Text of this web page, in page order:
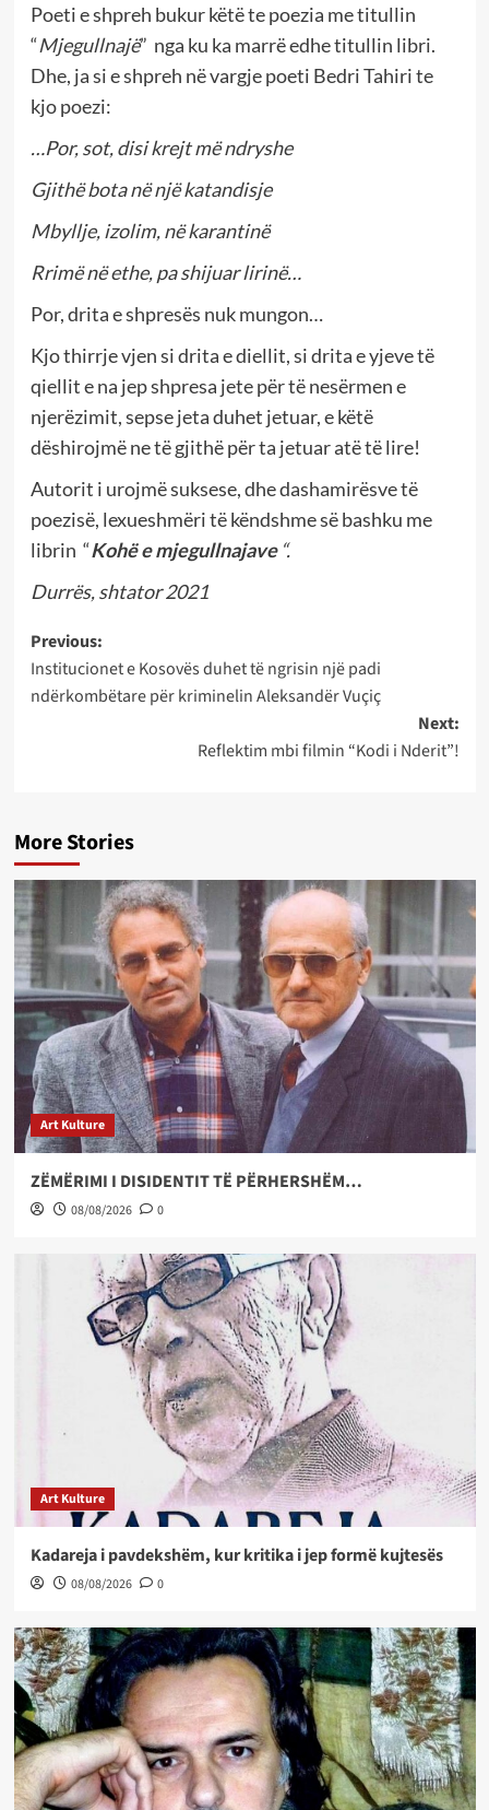
Poeti e shpreh bukur këtë te poezia me titullin
“Mjegullnajë” nga ku ka marrë edhe titullin libri.
Dhe, ja si e shpreh në vargje poeti Bedri Tahiri te
kjo poezi:
…Por, sot, disi krejt më ndryshe
Gjithë bota në një katandisje
Mbyllje, izolim, në karantinë
Rrimë në ethe, pa shijuar lirinë…
Por, drita e shpresës nuk mungon…
Kjo thirrje vjen si drita e diellit, si drita e yjeve të
qiellit e na jep shpresa jete për të nesërmen e
njerëzimit, sepse jeta duhet jetuar, e këtë
dëshirojmë ne të gjithë për ta jetuar atë të lire!
Autorit i urojmë suksese, dhe dashamirësve të
poezisë, lexueshmëri të këndshme së bashku me
librin “Kohë e mjegullnajave “.
Durrës, shtator 2021
Post
navigation
Previous:
Institucionet e Kosovës duhet të ngrisin një padi
ndërkombëtare për kriminelin Aleksandër Vuçiç
Next:
Reflektim mbi filmin “Kodi i Nderit”!
More Stories
Art Kulture
ZËMËRIMI I DISIDENTIT TË PËRHERSHËM…
08/08/2026 0
Art Kulture
Kadareja i pavdekshëm, kur kritika i jep formë kujtesës
08/08/2026 0